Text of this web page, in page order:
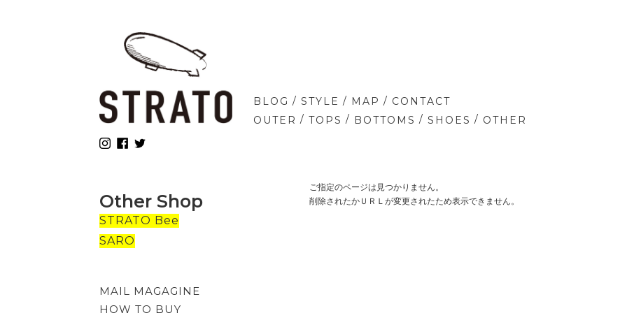
BLOG / STYLE / MAP / CONTACT
OUTER / TOPS / BOTTOMS / SHOES / OTHER
ご指定のページは見つかりません。
削除されたかＵＲＬが変更されたため表示できません。
Other Shop
STRATO Bee
SARO
MAIL MAGAGINE
HOW TO BUY